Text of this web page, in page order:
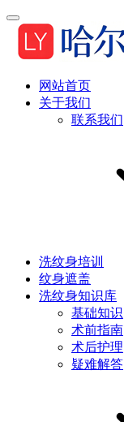
网站首页
关于我们
联系我们
洗纹身培训
纹身遮盖
洗纹身知识库
基础知识
术前指南
术后护理
疑难解答